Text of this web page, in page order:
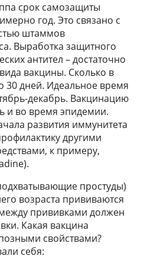
срок самозащиты
год. Это связано с
штаммов
Выработка защитного
антител – достаточно
вакцины. Сколько в
30 дней. Идеальное время
декабрь. Вакцинацию
и во время эпидемии.
развития иммунитета
другими
к примеру,
простуды)
возраста прививаются
прививками должен
Какая вакцина
свойствами?
себя: